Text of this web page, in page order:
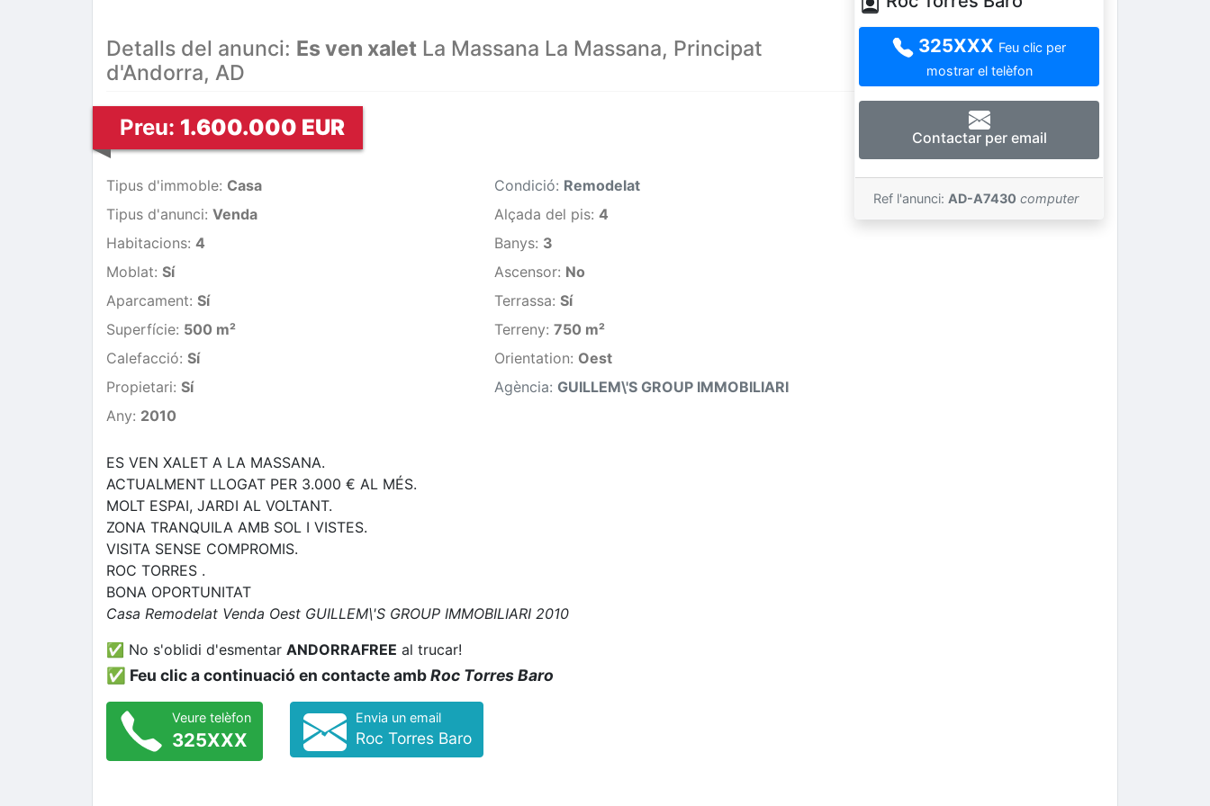
Detalls del anunci: Es ven xalet La Massana La Massana, Principat
d'Andorra, AD
Preu: 1.600.000 EUR
Tipus d'immoble: Casa Condició: Remodelat
Tipus d'anunci: Venda Alçada del pis: 4
Habitacions: 4 Banys: 3
Moblat: Sí Ascensor: No
Aparcament: Sí Terrassa: Sí
Superfície: 500 m² Terreny: 750 m²
Calefacció: Sí Orientation: Oest
Propietari: Sí Agència: GUILLEM\'S GROUP IMMOBILIARI
Any: 2010
ES VEN XALET A LA MASSANA.
ACTUALMENT LLOGAT PER 3.000 € AL MÉS.
MOLT ESPAI, JARDI AL VOLTANT.
ZONA TRANQUILA AMB SOL I VISTES.
VISITA SENSE COMPROMIS.
ROC TORRES .
BONA OPORTUNITAT
Casa Remodelat Venda Oest GUILLEM\'S GROUP IMMOBILIARI 2010
✅ No s'oblidi d'esmentar ANDORRAFREE al trucar!
✅ Feu clic a continuació en contacte ambRoc Torres Baro
Veure telèfon
325XXX
Envia un email
Roc Torres Baro
325XXX Feu clic per
mostrar el telèfon
Contactar per email
Ref l'anunci: AD-A7430 computer